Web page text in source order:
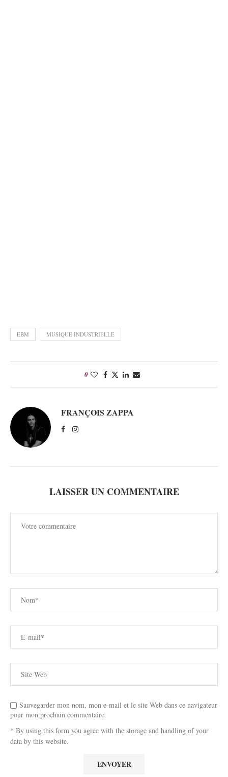
EBM MUSIQUE INDUSTRIELLE
0
FRANÇOIS ZAPPA
LAISSER UN COMMENTAIRE
Sauvegarder mon nom, mon e-mail et le site Web dans ce navigateur
pour mon prochain commentaire.
* By using this form you agree with the storage and handling of your
data by this website.